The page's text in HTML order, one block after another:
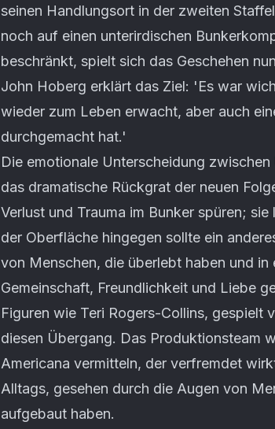
seinen Handlungsort in der zweiten
noch auf einen unterirdischen
beschränkt, spielt sich das Geschehen
John Hoberg erklärt das Ziel: 'Es war
wieder zum Leben erwacht, aber auch
durchgemacht hat.'
Die emotionale Unterscheidung
das dramatische Rückgrat der neuen
Verlust und Trauma im Bunker spüren;
der Oberfläche hingegen sollte ein
von Menschen, die überlebt haben und in
Gemeinschaft, Freundlichkeit und Liebe
Figuren wie Teri Rogers-Collins, gespielt
diesen Übergang. Das Produktionsteam
Americana vermitteln, der verfremdet
Alltags, gesehen durch die Augen von
aufgebaut haben.